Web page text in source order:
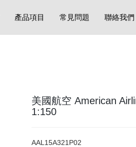
產品項目 常見問題 聯絡我們
美國航空 American
1:150
AAL15A321P02